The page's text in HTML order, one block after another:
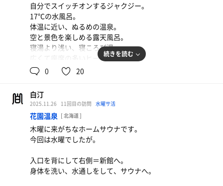
自分でスイッチオンするジャクジー。
17℃の水風呂。
体温に近い、ぬるめの温泉。
空と景色を楽しめる露天風呂。
寝湯より浅い、寝ころび湯。
広くて座席の多いヒートサウナ。
蒸しハーブ＋塩のあるミストサウナ。
（この日は刻みラベンダー）
2時間で退湯しましたが、お値段の価値はありました。
お休み処で見た「サウナハットタオル」が気になりまし
た。（タオルの縁にボタンがついているので、頭にかぶる
だけでなく、忍者みたいに顔に巻いて固定することもでき
る）
サウナハットの進化形？
続きを読む
0 20
白汀
2025.11.26 11回目の訪問 水曜サ活
花園温泉 [ 北海道 ]
木曜に来がちなホームサウナです。
今回は水曜でしたが。
入口を背にして右側＝新館へ。
身体を洗い、水通しをして、サウナへ。